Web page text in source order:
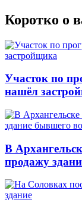
Коротко о
Участок по
нашёл
В
продажу